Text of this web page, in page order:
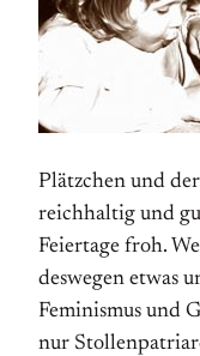
Plätzchen und
reichhaltig und
Feiertage froh.
deswegen etwas
Feminismus und
nur